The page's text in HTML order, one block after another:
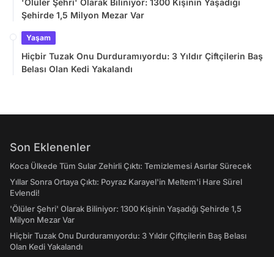
'Ölüler Şehri' Olarak Biliniyor: 1300 Kişinin Yaşadığı
Şehirde 1,5 Milyon Mezar Var
Yaşam
Hiçbir Tuzak Onu Durduramıyordu: 3 Yıldır Çiftçilerin Baş
Belası Olan Kedi Yakalandı
Son Eklenenler
Koca Ülkede Tüm Sular Zehirli Çıktı: Temizlemesi Asırlar Sürecek
Yıllar Sonra Ortaya Çıktı: Poyraz Karayel'in Meltem'i Hare Sürel
Evlendi!
'Ölüler Şehri' Olarak Biliniyor: 1300 Kişinin Yaşadığı Şehirde 1,5
Milyon Mezar Var
Hiçbir Tuzak Onu Durduramıyordu: 3 Yıldır Çiftçilerin Baş Belası
Olan Kedi Yakalandı